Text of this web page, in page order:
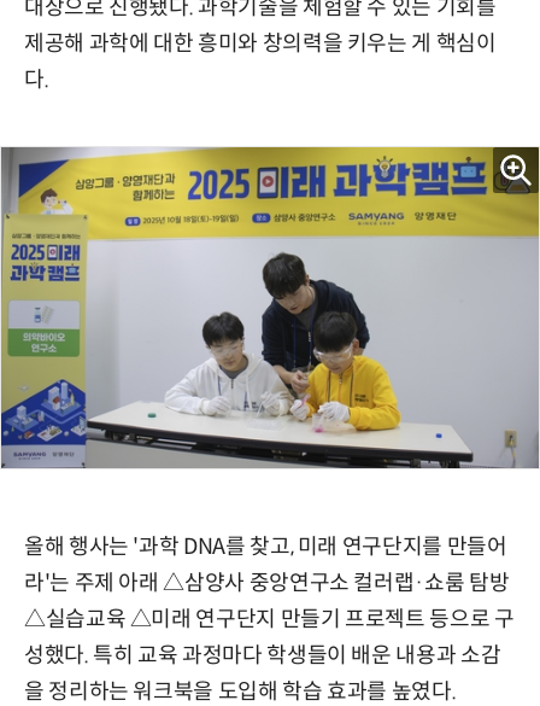
대상으로 진행됐다. 과학기술을 체험할 수 있는 기회를
제공해 과학에 대한 흥미와 창의력을 키우는 게 핵심이
다.
올해 행사는 '과학 DNA를 찾고, 미래 연구단지를 만들어
라'는 주제 아래 △삼양사 중앙연구소 컬러랩·쇼룸 탐방
△실습교육 △미래 연구단지 만들기 프로젝트 등으로 구
성했다. 특히 교육 과정마다 학생들이 배운 내용과 소감
을 정리하는 워크북을 도입해 학습 효과를 높였다.